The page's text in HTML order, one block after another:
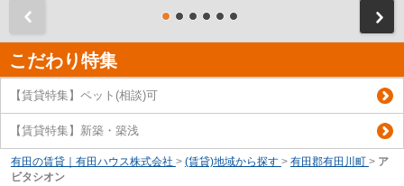
こだわり特集
【賃貸特集】ペット(相談)可
【賃貸特集】新築・築浅
有田の賃貸｜有田ハウス株式会社 > (賃貸)地域から探す > 有田郡有田川町 > ア
ビタシオン